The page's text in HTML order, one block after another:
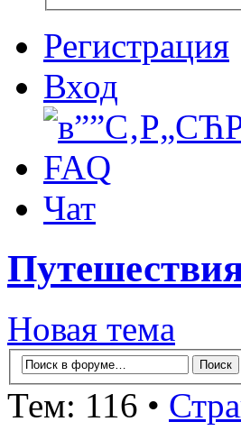
Регистрация
Вход
FAQ
Чат
Новая тема
Тем: 116 •